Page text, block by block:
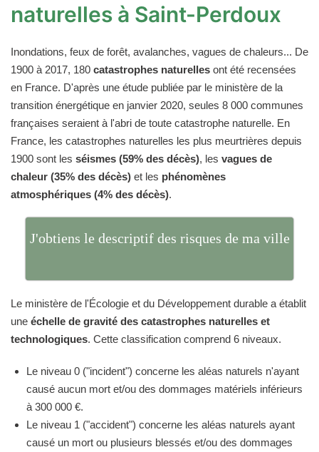
naturelles à Saint-Perdoux
Inondations, feux de forêt, avalanches, vagues de chaleurs... De
1900 à 2017, 180 catastrophes naturelles ont été recensées
en France. D'après une étude publiée par le ministère de la
transition énergétique en janvier 2020, seules 8 000 communes
françaises seraient à l'abri de toute catastrophe naturelle. En
France, les catastrophes naturelles les plus meurtrières depuis
1900 sont les séismes (59% des décès), les vagues de
chaleur (35% des décès) et les phénomènes
atmosphériques (4% des décès).
J'obtiens le descriptif des risques de ma ville
Le ministère de l'Écologie et du Développement durable a établit
une échelle de gravité des catastrophes naturelles et
technologiques. Cette classification comprend 6 niveaux.
Le niveau 0 ("incident") concerne les aléas naturels n'ayant
causé aucun mort et/ou des dommages matériels inférieurs
à 300 000 €.
Le niveau 1 ("accident") concerne les aléas naturels ayant
causé un mort ou plusieurs blessés et/ou des dommages